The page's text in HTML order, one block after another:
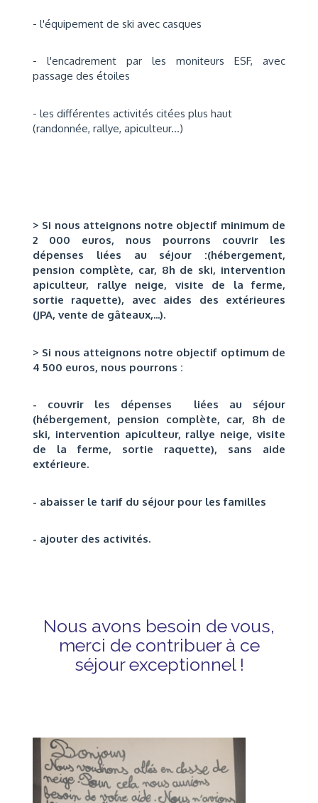
- l'équipement de ski avec casques
- l'encadrement par les moniteurs ESF, avec
passage des étoiles
- les différentes activités citées plus haut
(randonnée, rallye, apiculteur...)
> Si nous atteignons notre objectif minimum de
2 000 euros, nous pourrons couvrir les
dépenses liées au séjour :(hébergement,
pension complète, car, 8h de ski, intervention
apiculteur, rallye neige, visite de la ferme,
sortie raquette), avec aides des extérieures
(JPA, vente de gâteaux,...).
> Si nous atteignons notre objectif optimum de
4 500 euros, nous pourrons :
- couvrir les dépenses liées au séjour
(hébergement, pension complète, car, 8h de
ski, intervention apiculteur, rallye neige, visite
de la ferme, sortie raquette), sans aide
extérieure.
- abaisser le tarif du séjour pour les familles
- ajouter des activités.
Nous avons besoin de vous,
merci de contribuer à ce
séjour exceptionnel !